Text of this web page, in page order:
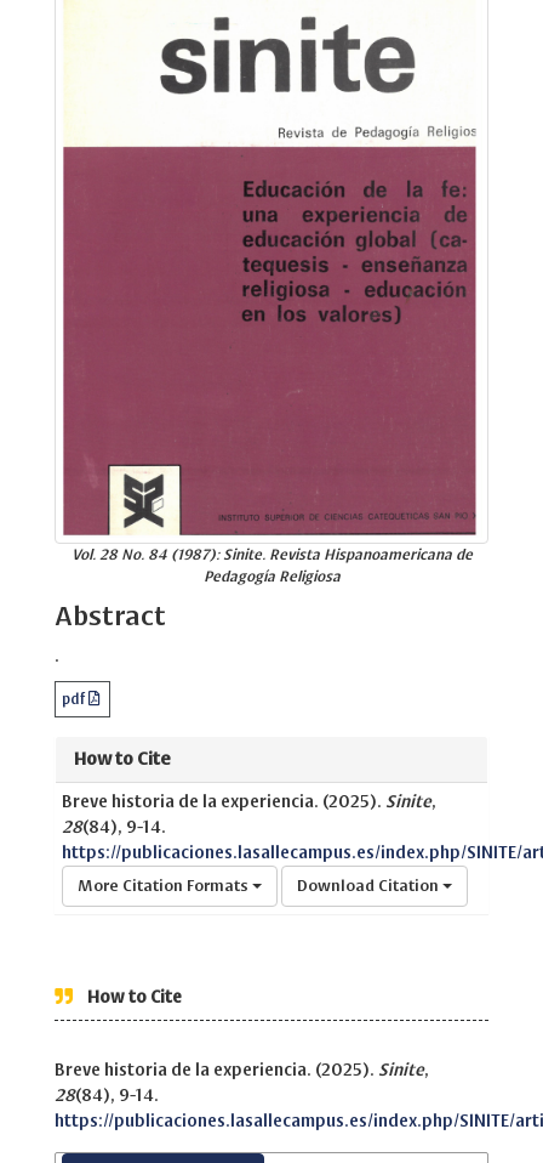
Vol. 28 No. 84 (1987): Sinite. Revista Hispanoamericana de
Pedagogía Religiosa
Abstract
.
pdf
How to Cite
Breve historia de la experiencia. (2025). Sinite,
28(84), 9-14.
https://publicaciones.lasallecampus.es/index.php/SINITE/
More Citation Formats Download Citation
How to Cite
Breve historia de la experiencia. (2025). Sinite,
28(84), 9-14.
https://publicaciones.lasallecampus.es/index.php/SINITE/